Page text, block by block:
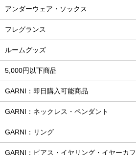
アンダーウェア・ソックス
フレグランス
ルームグッズ
5,000円以下商品
GARNI：即日購入可能商品
GARNI：ネックレス・ペンダント
GARNI：リング
GARNI：ピアス・イヤリング・イヤーカフ